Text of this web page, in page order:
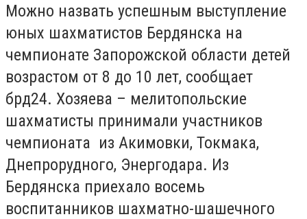
Можно назвать успешным выступление
юных шахматистов Бердянска на
чемпионате Запорожской области детей
возрастом от 8 до 10 лет, сообщает
брд24. Хозяева – мелитопольские
шахматисты принимали участников
чемпионата из Акимовки, Токмака,
Днепрорудного, Энергодара. Из
Бердянска приехало восемь
воспитанников шахматно-шашечного